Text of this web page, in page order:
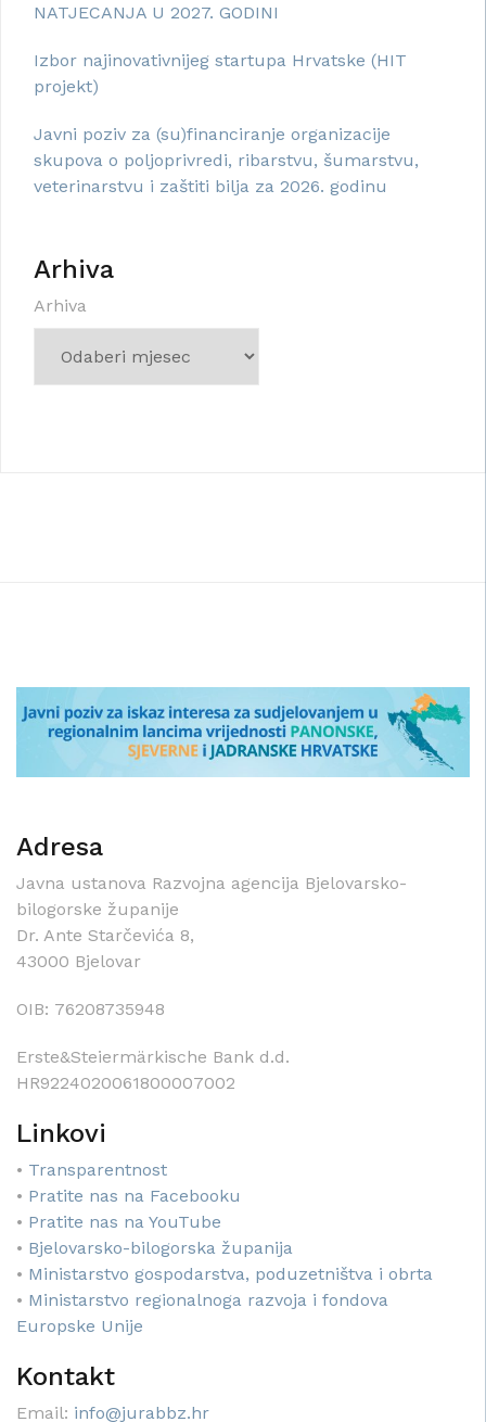
NATJECANJA U 2027. GODINI
Izbor najinovativnijeg startupa Hrvatske (HIT
projekt)
Javni poziv za (su)financiranje organizacije
skupova o poljoprivredi, ribarstvu, šumarstvu,
veterinarstvu i zaštiti bilja za 2026. godinu
Arhiva
Arhiva
Adresa
Javna ustanova Razvojna agencija Bjelovarsko-
bilogorske županije
Dr. Ante Starčevića 8,
43000 Bjelovar
OIB: 76208735948
Erste&Steiermärkische Bank d.d.
HR9224020061800007002
Linkovi
• Transparentnost
• Pratite nas na Facebooku
• Pratite nas na YouTube
• Bjelovarsko-bilogorska županija
• Ministarstvo gospodarstva, poduzetništva i obrta
• Ministarstvo regionalnoga razvoja i fondova
Europske Unije
Kontakt
Email: info@jurabbz.hr